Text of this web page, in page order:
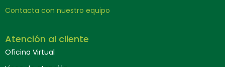
Contacta con nuestro equipo
Atención al cliente
Oficina Virtual